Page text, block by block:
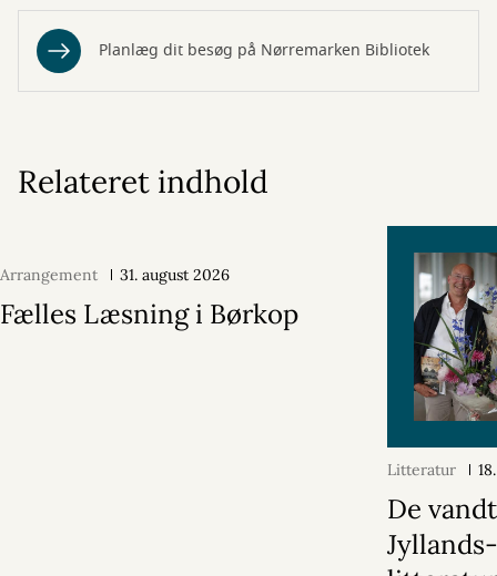
Planlæg dit besøg på Nørremarken Bibliotek
Relateret indhold
Arrangement 31. august 2026
Fælles Læsning i Børkop
Litteratur
De vandt